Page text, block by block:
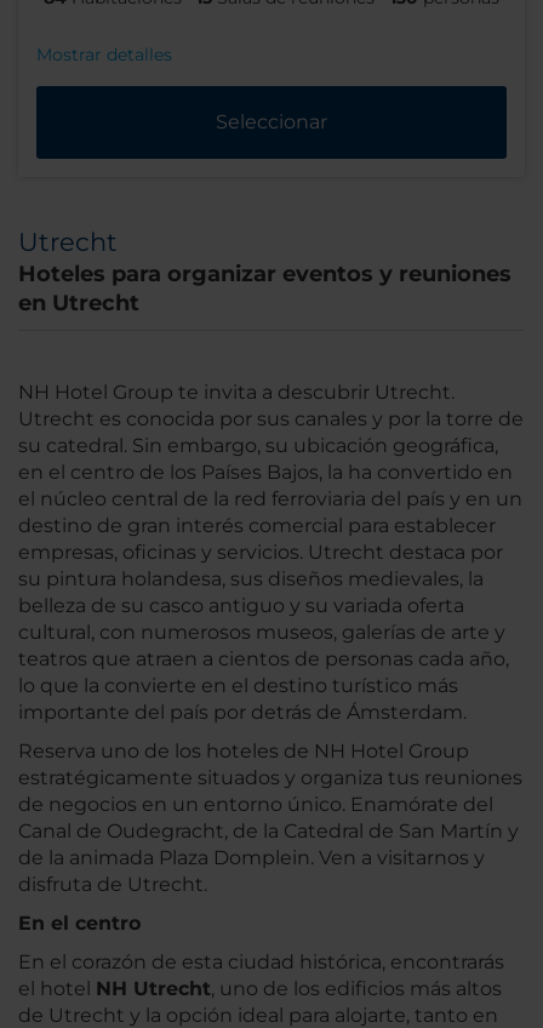
Mostrar detalles
Seleccionar
Utrecht
Hoteles para organizar eventos y reuniones
en Utrecht
NH Hotel Group te invita a descubrir Utrecht.
Utrecht es conocida por sus canales y por la torre de
su catedral. Sin embargo, su ubicación geográfica,
en el centro de los Países Bajos, la ha convertido en
el núcleo central de la red ferroviaria del país y en un
destino de gran interés comercial para establecer
empresas, oficinas y servicios. Utrecht destaca por
su pintura holandesa, sus diseños medievales, la
belleza de su casco antiguo y su variada oferta
cultural, con numerosos museos, galerías de arte y
teatros que atraen a cientos de personas cada año,
lo que la convierte en el destino turístico más
importante del país por detrás de Ámsterdam.
Reserva uno de los hoteles de NH Hotel Group
estratégicamente situados y organiza tus reuniones
de negocios en un entorno único. Enamórate del
Canal de Oudegracht, de la Catedral de San Martín y
de la animada Plaza Domplein. Ven a visitarnos y
disfruta de Utrecht.
En el centro
En el corazón de esta ciudad histórica, encontrarás
el hotel NH Utrecht, uno de los edificios más altos
de Utrecht y la opción ideal para alojarte, tanto en